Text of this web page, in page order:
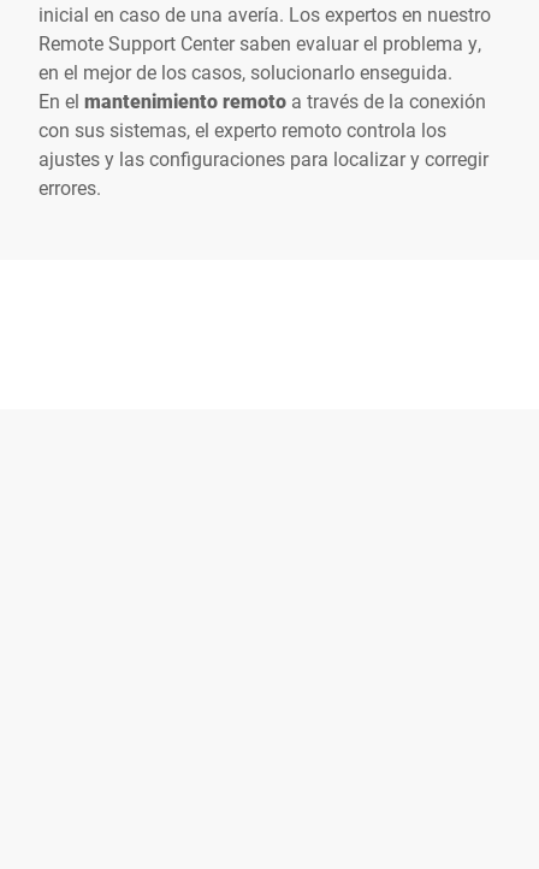
inicial en caso de una avería. Los expertos en nuestro
Remote Support Center saben evaluar el problema y,
en el mejor de los casos, solucionarlo enseguida.
En el mantenimiento remoto a través de la conexión
con sus sistemas, el experto remoto controla los
ajustes y las configuraciones para localizar y corregir
errores.